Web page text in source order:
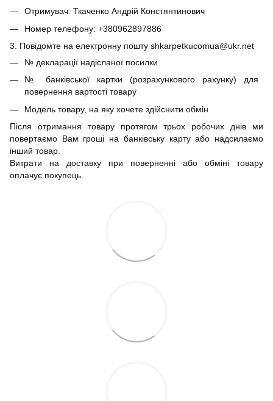
Отримувач: Ткаченко Андрій Констянтинович
Номер телефону: +380962897886
3. Повідомте на електронну пошту shkarpetkucomua@ukr.net
№ декларації надісланої посилки
№ банківської картки (розрахункового рахунку) для
повернення вартості товару
Модель товару, на яку хочете здійснити обмін
Після отримання товару протягом трьох робочих днів ми
повертаємо Вам гроші на банківську карту або надсилаємо
інший товар.
Витрати на доставку при поверненні або обміні товару
оплачує покупець.